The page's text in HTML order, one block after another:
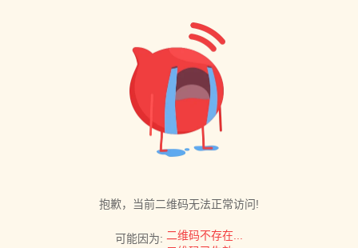
抱歉，当前二维码无法正常访问!
可能因为: 二维码不存在...